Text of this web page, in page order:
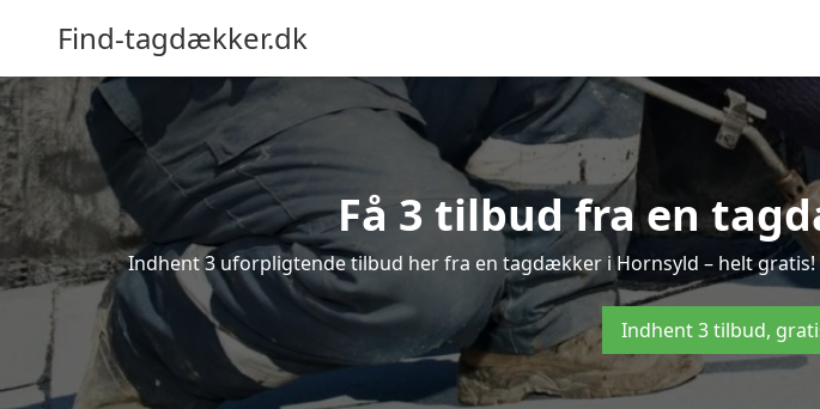
Find-tagdækker.dk
Få 3 tilbud fra en
Indhent 3 uforpligtende tilbud her fra en tagdækker i Hornsyld – helt
Indhent 3 tilbud,